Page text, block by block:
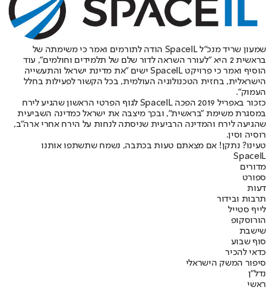
שמעון שריד מנכ"ל SpaceIL הודה לתורמים ואמר כי משימתה של
בראשית 2 היא "לעורר השראה לדור שלם של תלמידים וחולמים", עוד
הוסיף ואמר כי פרויקט SpaceIL ישים "את מדינת ישראל והתעשייה
הישראלית, בחזית הטכנולוגיה העולמית, בכל הקשור לפעילות בחלל
העמוק".
כזכור באפריל 2019 הפכה SpaceIL לגוף הפרטי הראשון שהגיע לירח
במסגרת משימת ״בראשית״, ובכך מיצבה את ישראל כמדינה השביעית
שהגיעה לירח והמדינה הרביעית שניסתה לנחות על הירח אחרי ארה"ב,
רוסיה וסין.
טעינו? נתקן! אם מצאתם טעות בכתבה, נשמח שתשתפו אותנו
SpaceIL
מדורים
ספורט
דעות
תרבות ובידור
לייף סטייל
הורוסקופ
שישבת
סוף שבוע
כדאי להכיר
סיפור המשק הישראלי
נדל"ן
ראשי